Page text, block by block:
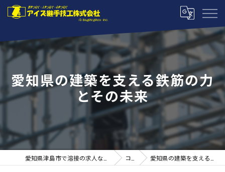
愛知県の建築を支える鉄筋の力
とその未来
コラム 愛知県の建築を支える鉄筋の力とその未来